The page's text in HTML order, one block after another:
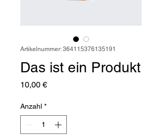
Artikelnummer: 364115376135191
Das ist ein Produkt
10,00 €Preis
Anzahl *